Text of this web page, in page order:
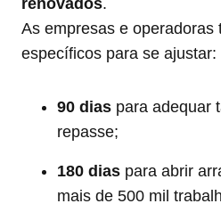
As empresas e operadoras
específicos para se ajustar:
90 dias para adequar
repasse;
180 dias para abrir
mais de 500 mil